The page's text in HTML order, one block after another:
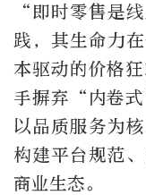
“即时零售是
践，其生命力
本驱动的价格
手摒弃“内卷式
以品质服务为
构建平台规范
商业生态。